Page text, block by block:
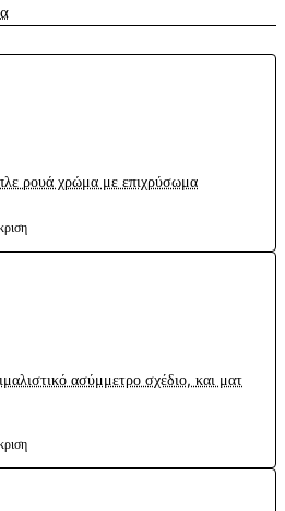
ρουά χρώμα με επιχρύσωμα
ασύμμετρο σχέδιο, και ματ